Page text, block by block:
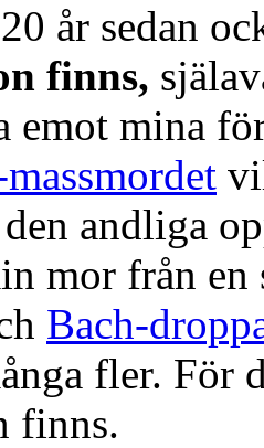
år sedan
finns,
emot mina
andliga
mor från
Bach-
fler. För
finns.